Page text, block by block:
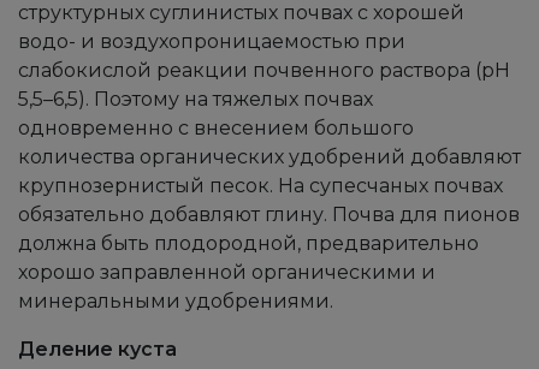
структурных суглинистых почвах с хорошей
водо- и воздухопроницаемостью при
слабокислой реакции почвенного раствора (рН
5,5–6,5). Поэтому на тяжелых почвах
одновременно с внесением большого
количества органических удобрений добавляют
крупнозернистый песок. На супесчаных почвах
обязательно добавляют глину. Почва для пионов
должна быть плодородной, предварительно
хорошо заправленной органическими и
минеральными удобрениями.
Деление куста